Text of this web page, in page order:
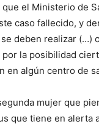
el Ministerio de
caso fallecido, y
deben realizar (…)
la posibilidad
en algún centro de
mujer que
que tiene en alerta